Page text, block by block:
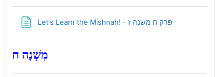
Let's Learn the Mishnah! - פרק ח משנה זPage
מִשְׁנָה ח